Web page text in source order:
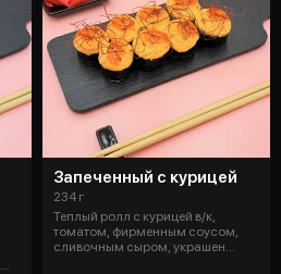
Запеченный с курицей
234 г
Теплый ролл с курицей в/к,
томатом, фирменным соусом,
сливочным сыром, украшен